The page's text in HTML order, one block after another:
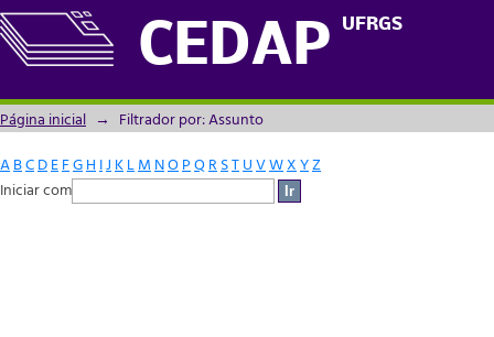
CEDAP UFRGS
Filtrador por: Assunto
Página inicial → Filtrador por: Assunto
ABCDEFGH IJ KLM NOPQRSTUVWXYZ
Iniciar com